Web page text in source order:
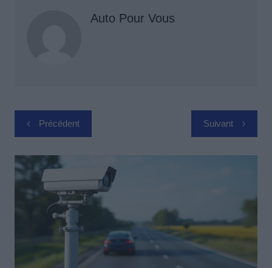
Auto Pour Vous
Navigation
de
l’article
Précédent Suivant